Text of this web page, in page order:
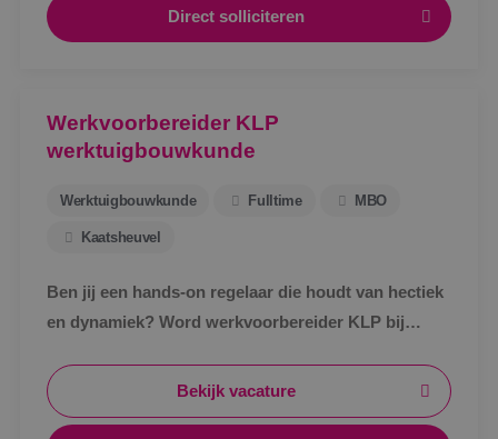
Direct solliciteren
Werkvoorbereider KLP
werktuigbouwkunde
Werktuigbouwkunde Fulltime MBO
Kaatsheuvel
Ben jij een hands-on regelaar die houdt van hectiek
en dynamiek? Word werkvoorbereider KLP bij
Bekijk vacature